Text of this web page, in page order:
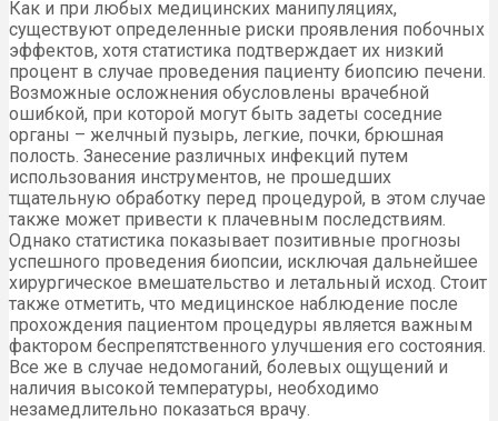
Как и при любых медицинских манипуляциях,
существуют определенные риски проявления побочных
эффектов, хотя статистика подтверждает их низкий
процент в случае проведения пациенту биопсию печени.
Возможные осложнения обусловлены врачебной
ошибкой, при которой могут быть задеты соседние
органы – желчный пузырь, легкие, почки, брюшная
полость. Занесение различных инфекций путем
использования инструментов, не прошедших
тщательную обработку перед процедурой, в этом случае
также может привести к плачевным последствиям.
Однако статистика показывает позитивные прогнозы
успешного проведения биопсии, исключая дальнейшее
хирургическое вмешательство и летальный исход. Стоит
также отметить, что медицинское наблюдение после
прохождения пациентом процедуры является важным
фактором беспрепятственного улучшения его состояния.
Все же в случае недомоганий, болевых ощущений и
наличия высокой температуры, необходимо
незамедлительно показаться врачу.